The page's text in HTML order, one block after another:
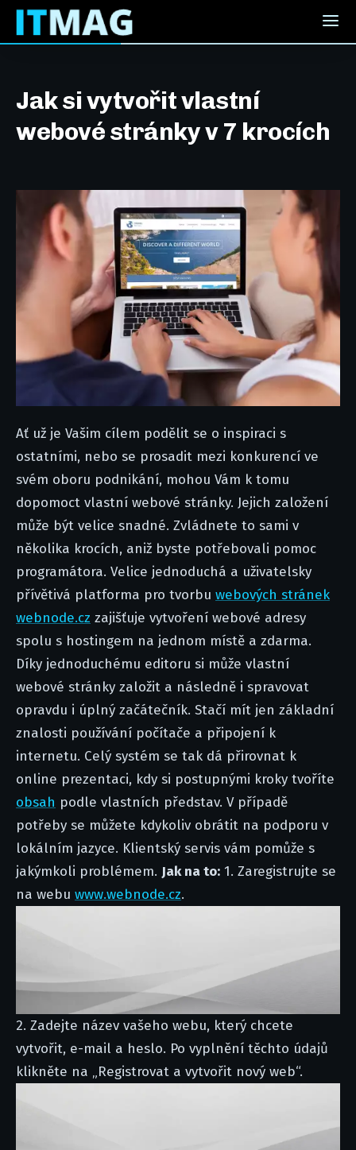
Jak si vytvořit vlastní
webové stránky v 7 krocích
Ať už je Vašim cílem podělit se o inspiraci s
ostatními, nebo se prosadit mezi konkurencí ve
svém oboru podnikání, mohou Vám k tomu
dopomoct vlastní webové stránky. Jejich založení
může být velice snadné. Zvládnete to sami v
několika krocích, aniž byste potřebovali pomoc
programátora. Velice jednoduchá a uživatelsky
přívětivá platforma pro tvorbu webových stránek
webnode.cz zajišťuje vytvoření webové adresy
spolu s hostingem na jednom místě a zdarma.
Díky jednoduchému editoru si může vlastní
webové stránky založit a následně i spravovat
opravdu i úplný začátečník. Stačí mít jen základní
znalosti používání počítače a připojení k
internetu. Celý systém se tak dá přirovnat k
online prezentaci, kdy si postupnými kroky tvoříte
obsah podle vlastních představ. V případě
potřeby se můžete kdykoliv obrátit na podporu v
lokálním jazyce. Klientský servis vám pomůže s
jakýmkoli problémem. Jak na to: 1. Zaregistrujte se
na webu www.webnode.cz.
2. Zadejte název vašeho webu, který chcete
vytvořit, e-mail a heslo. Po vyplnění těchto údajů
klikněte na „Registrovat a vytvořit nový web“.